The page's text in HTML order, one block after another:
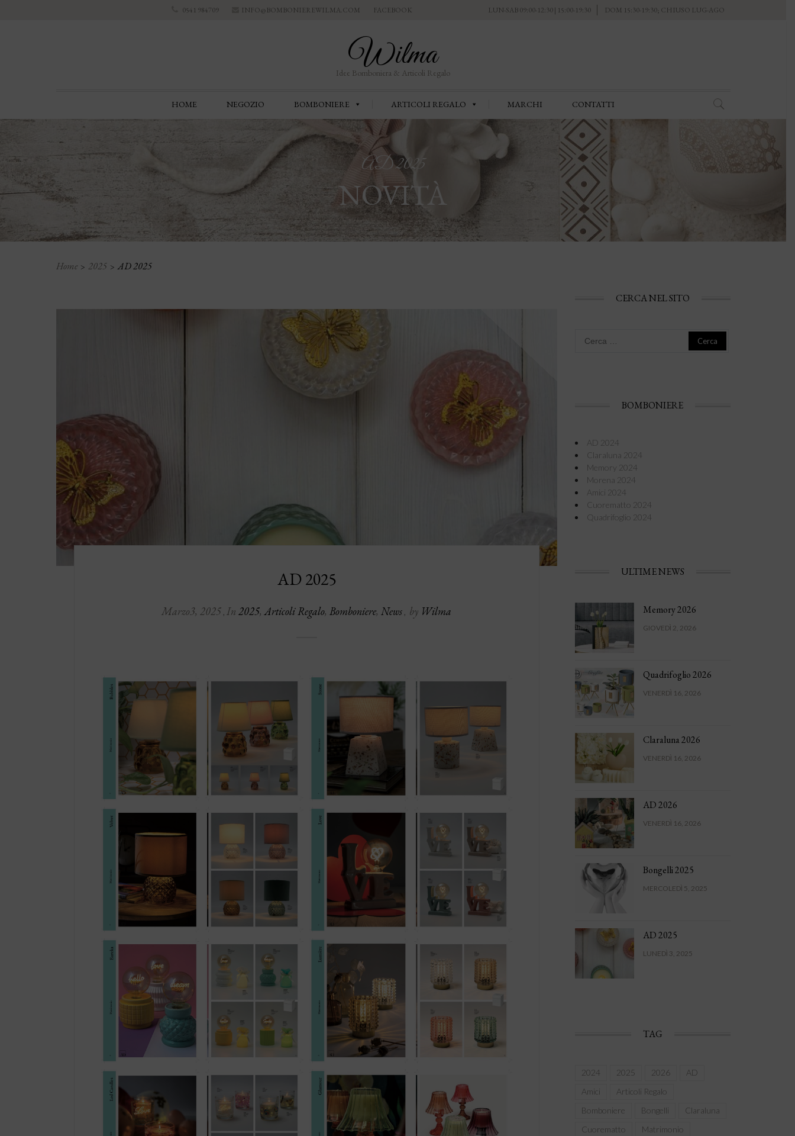
0541 984709 INFO@BOMBONIEREWILMA.COM FACEBOOK LUN-SAB 09:00-12:30 | 15:00-19:30 DOM 15:30-19:30; CHIUSO LUG-AGO
Wilma
Idee Bomboniera & Articoli Regalo
to
content
HOME NEGOZIO BOMBONIERE ARTICOLI REGALO MARCHI CONTATTI
AD 2025
NOVITÀ
Home 2025 AD 2025
AD 2025
Marzo3, 2025 In 2025,Articoli Regalo,Bomboniere,News by Wilma
CERCA NEL SITO
per:
BOMBONIERE
AD 2024
Claraluna 2024
Memory 2024
Morena 2024
Amici 2024
Cuorematto 2024
Quadrifoglio 2024
ULTIME NEWS
Memory 2026
GIOVEDÌ 2, 2026
Quadrifoglio 2026
VENERDÌ 16, 2026
Claraluna 2026
VENERDÌ 16, 2026
AD 2026
VENERDÌ 16, 2026
Bongelli 2025
MERCOLEDÌ 5, 2025
AD 2025
LUNEDÌ 3, 2025
TAG
2024 2025 2026
AD
Amici
Articoli Regalo
Bomboniere
Bongelli
Claraluna
Cuorematto
Matrimonio